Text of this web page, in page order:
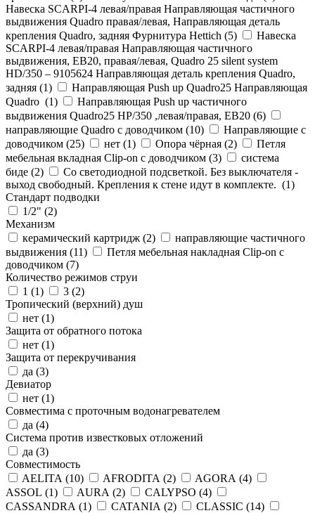
Навеска SCARPI-4 левая/правая Направляющая частичного
выдвижения Quadro правая/левая, Направляющая деталь
крепления Quadro, задняя Фурнитура Hettich (5)
Навеска
SCARPI-4 левая/правая Направляющая частичного
выдвижения, ЕВ20, правая/левая, Quadro 25 silent system
HD/350 – 9105624 Направляющая деталь крепления Quadro,
задняя (1)
Направляющая Push up Quadro25 Направляющая
Quadro (1)
Направляющая Push up частичного
выдвижения Quadro25 НР/350 ,левая/правая, ЕВ20 (6)
направляющие Quadro с доводчиком (10)
Направляющие с
доводчиком (25) нет (1) Опора чёрная (2)
Петля
мебельная вкладная Clip-on с доводчиком (3)
система
биде (2)
Со светодиодной подсветкой. Без выключателя -
выход свободный. Крепления к стене идут в комплекте. (1)
Стандарт подводки
1/2" (2)
Механизм
керамический картридж (2)
направляющие частичного
выдвижения (11)
Петля мебельная накладная Clip-on с
доводчиком (7)
Количество режимов струи
1 (1) 3 (2)
Тропический (верхний) душ
нет (1)
Защита от обратного потока
нет (1)
Защита от перекручивания
да (3)
Девиатор
нет (1)
Совместима с проточным водонагревателем
да (4)
Система против известковых отложений
да (3)
Совместимость
AELITA (10) AFRODITA (2) AGORA (4)
ASSOL (1) AURA (2) CALYPSO (4)
CASSANDRA (1) CATANIA (2) CLASSIC (14)